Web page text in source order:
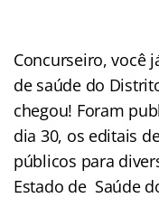
Concurseiro, você
de saúde do
chegou! Foram
dia 30, os editais
públicos para
Estado de Saúde